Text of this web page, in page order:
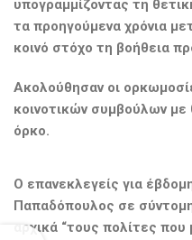
υπογραμμίζοντας τη
τα προηγούμενα χρόνια
κοινό στόχο τη βοήθεια
Ακολούθησαν οι
κοινοτικών συμβούλων με
όρκο.
Ο επανεκλεγείς για
Παπαδόπουλος σε
αρχικά “τους πολίτες